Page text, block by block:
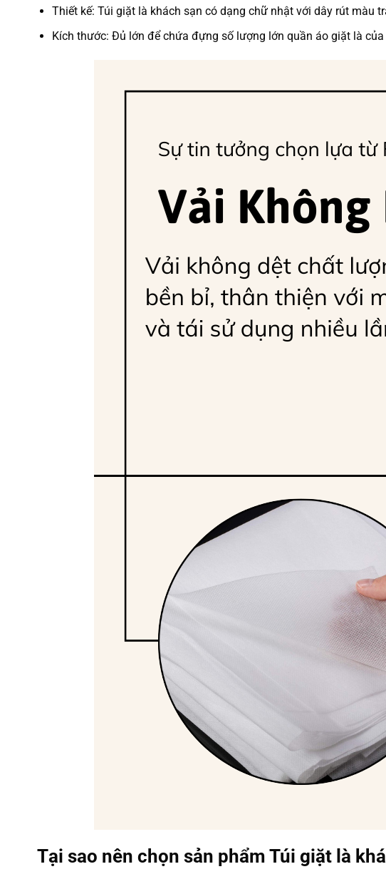
Thiết kế: Túi giặt là khách sạn có dạng chữ nhật với dây rút màu
Kích thước: Đủ lớn để chứa đựng số lượng lớn quần áo giặt là
Tại sao nên chọn sản phẩm Túi giặt là